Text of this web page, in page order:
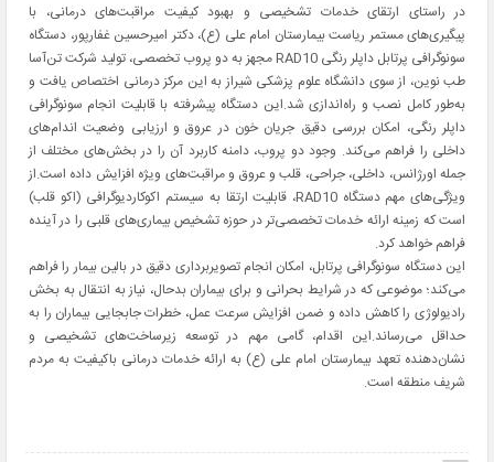
در راستای ارتقای خدمات تشخیصی و بهبود کیفیت مراقبت‌های درمانی، با
پیگیری‌های مستمر ریاست بیمارستان امام علی (ع)، دکتر امیرحسین غفارپور، دستگاه
سونوگرافی پرتابل داپلر رنگی RAD10 مجهز به دو پروب تخصصی، تولید شرکت تن‌آسا
طب نوین، از سوی دانشگاه علوم پزشکی شیراز به این مرکز درمانی اختصاص یافت و
به‌طور کامل نصب و راه‌اندازی شد.این دستگاه پیشرفته با قابلیت انجام سونوگرافی
داپلر رنگی، امکان بررسی دقیق جریان خون در عروق و ارزیابی وضعیت اندام‌های
داخلی را فراهم می‌کند. وجود دو پروب، دامنه کاربرد آن را در بخش‌های مختلف از
جمله اورژانس، داخلی، جراحی، قلب و عروق و مراقبت‌های ویژه افزایش داده است.از
ویژگی‌های مهم دستگاه RAD10، قابلیت ارتقا به سیستم اکوکاردیوگرافی (اکو قلب)
است که زمینه ارائه خدمات تخصصی‌تر در حوزه تشخیص بیماری‌های قلبی را در آینده
فراهم خواهد کرد.
این دستگاه سونوگرافی پرتابل، امکان انجام تصویربرداری دقیق در بالین بیمار را فراهم
می‌کند؛ موضوعی که در شرایط بحرانی و برای بیماران بدحال، نیاز به انتقال به بخش
رادیولوژی را کاهش داده و ضمن افزایش سرعت عمل، خطرات جابجایی بیماران را به
حداقل می‌رساند.این اقدام، گامی مهم در توسعه زیرساخت‌های تشخیصی و
نشان‌دهنده تعهد بیمارستان امام علی (ع) به ارائه خدمات درمانی باکیفیت به مردم
شریف منطقه است.